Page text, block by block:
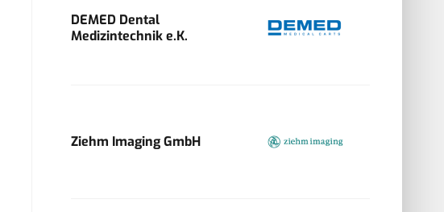
DEMED Dental
Medizintechnik e.K.
Ziehm Imaging GmbH